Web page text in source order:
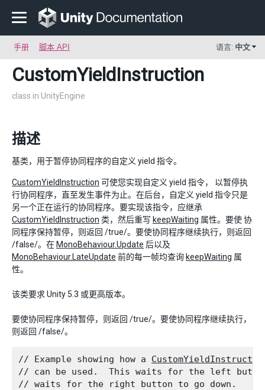
手册 脚本 API 语言: 中文
CustomYieldInstruction
class in UnityEngine
描述
基类，用于暂停协同程序的自定义 yield 指令。
CustomYieldInstruction 可使您实现自定义 yield 指令， 以暂停执
行协同程序，直至发生事件为止。在后台，自定义 yield 指令只是
另一个正在运行的协同程序。要实现该指令，应继承
CustomYieldInstruction 类，然后重写 keepWaiting 属性。要使 协
同程序保持暂停，则返回 /true/。要使协同程序继续执行，则返回
/false/。在 MonoBehaviour.Update 后以及
MonoBehaviour.LateUpdate 前的每一帧均查询 keepWaiting 属
性。
该类要求 Unity 5.3 或更高版本。
要使协同程序保持暂停，则返回 /true/。要使协同程序继续执行，
则返回 /false/。
// Example showing how a
// can be used.  This waits for the left
// waits for the right button to go down.